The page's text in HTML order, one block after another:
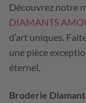
Découvrez notre
DIAMANTS
d’art uniques.
une pièce
éternel.
Broderie